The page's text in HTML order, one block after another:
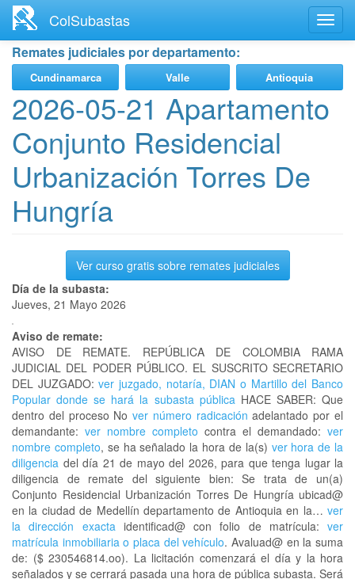
contenido
principal
ColSubastas
Remates judiciales por departamento:
Cundinamarca Valle Antioquia
2026-05-21 Apartamento
Conjunto Residencial
Urbanización Torres De
Hungría
Ver curso gratis sobre remates judiciales
Día de la subasta:
Jueves, 21 Mayo 2026
Aviso de remate:
AVISO DE REMATE. REPÚBLICA DE COLOMBIA RAMA
JUDICIAL DEL PODER PÚBLICO. EL SUSCRITO SECRETARIO
DEL JUZGADO: ver juzgado, notaría, DIAN o Martillo del Banco
Popular donde se hará la subasta públicaHACE SABER: Que
dentro del proceso Nover número radicación adelantado por el
demandante: ver nombre completo contra el demandado: ver
nombre completo, se ha señalado la hora de la(s) ver hora de la
diligencia del día 21 de mayo del 2026, para que tenga lugar la
diligencia de remate del siguiente bien: Se trata de un(a)
Conjunto Residencial Urbanización Torres De Hungría ubicad@
en la ciudad de Medellín departamento de Antioquia en la… ver
la dirección exactaidentificad@ con folio de matrícula: ver
matrícula inmobiliaria o placa del vehículo. Avaluad@ en la suma
de: ($ 230546814.oo). La licitación comenzará el día y la hora
señalados y se cerrará pasada una hora de pública subasta. Será